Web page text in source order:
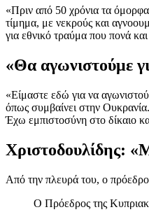
«Πριν από 50 χρόνια τα
τίμημα, με νεκρούς και
για εθνικό τραύμα που πονά
«Θα αγωνιστούμε
«Είμαστε εδώ για να
όπως συμβαίνει στην
Έχω εμπιστοσύνη στο δίκαιο
Χριστοδουλίδης:
Από την πλευρά του, ο
Ο Πρόεδρος της